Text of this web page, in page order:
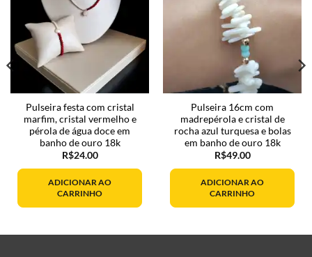
Pulseira festa com cristal
marfim, cristal vermelho e
pérola de água doce em
banho de ouro 18k
R$24.00
ADICIONAR AO
CARRINHO
Pulseira 16cm com
madrepérola e cristal de
rocha azul turquesa e bolas
em banho de ouro 18k
R$49.00
ADICIONAR AO
CARRINHO